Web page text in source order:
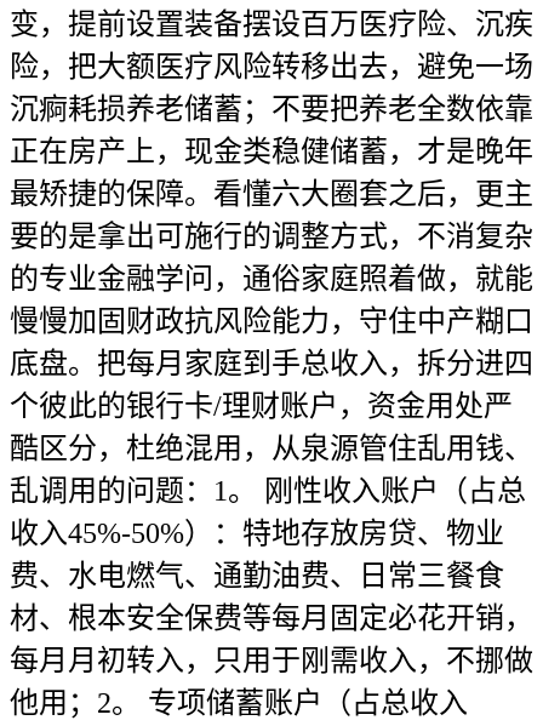
变，提前设置装备摆设百万医疗险、沉疾
险，把大额医疗风险转移出去，避免一场
沉痾耗损养老储蓄；不要把养老全数依靠
正在房产上，现金类稳健储蓄，才是晚年
最矫捷的保障。看懂六大圈套之后，更主
要的是拿出可施行的调整方式，不消复杂
的专业金融学问，通俗家庭照着做，就能
慢慢加固财政抗风险能力，守住中产糊口
底盘。把每月家庭到手总收入，拆分进四
个彼此的银行卡/理财账户，资金用处严
酷区分，杜绝混用，从泉源管住乱用钱、
乱调用的问题：1。 刚性收入账户（占总
收入45%-50%）：特地存放房贷、物业
费、水电燃气、通勤油费、日常三餐食
材、根本安全保费等每月固定必花开销，
每月月初转入，只用于刚需收入，不挪做
他用；2。 专项储蓄账户（占总收入